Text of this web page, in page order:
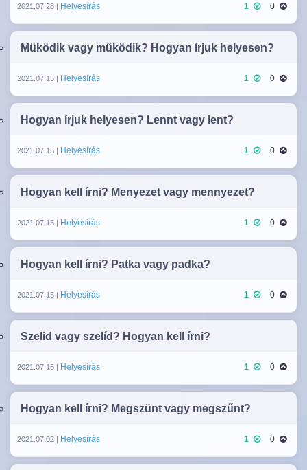
2021.07.28 | Helyesírás 1 0
Müködik vagy működik? Hogyan írjuk helyesen?
2021.07.15 | Helyesírás 1 0
Hogyan írjuk helyesen? Lennt vagy lent?
2021.07.15 | Helyesírás 1 0
Hogyan kell írni? Menyezet vagy mennyezet?
2021.07.15 | Helyesírás 1 0
Hogyan kell írni? Patka vagy padka?
2021.07.15 | Helyesírás 1 0
Szelid vagy szelíd? Hogyan kell írni?
2021.07.15 | Helyesírás 1 0
Hogyan kell írni? Megszünt vagy megszűnt?
2021.07.02 | Helyesírás 1 0